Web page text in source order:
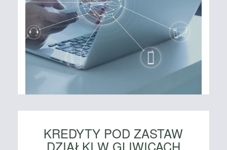
KREDYTY POD ZASTAW
DZIAŁKI W GLIWICACH